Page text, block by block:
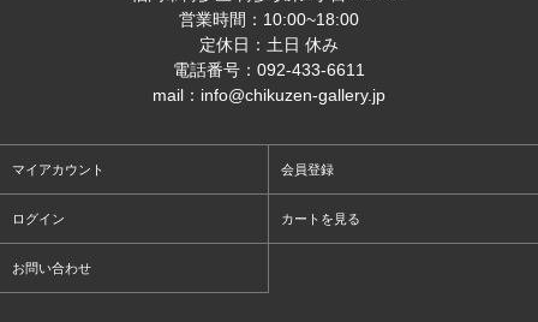
営業時間：10:00~18:00
定休日：土日 休み
電話番号：092-433-6611
mail：info@chikuzen-gallery.jp
マイアカウント 会員登録
ログイン カートを見る
お問い合わせ